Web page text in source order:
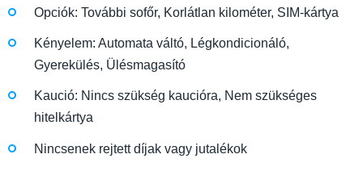
Opciók: További sofőr, Korlátlan kilométer, SIM-kártya
Kényelem: Automata váltó, Légkondicionáló,
Gyerekülés, Ülésmagasító
Kaució: Nincs szükség kaucióra, Nem szükséges
hitelkártya
Nincsenek rejtett díjak vagy jutalékok